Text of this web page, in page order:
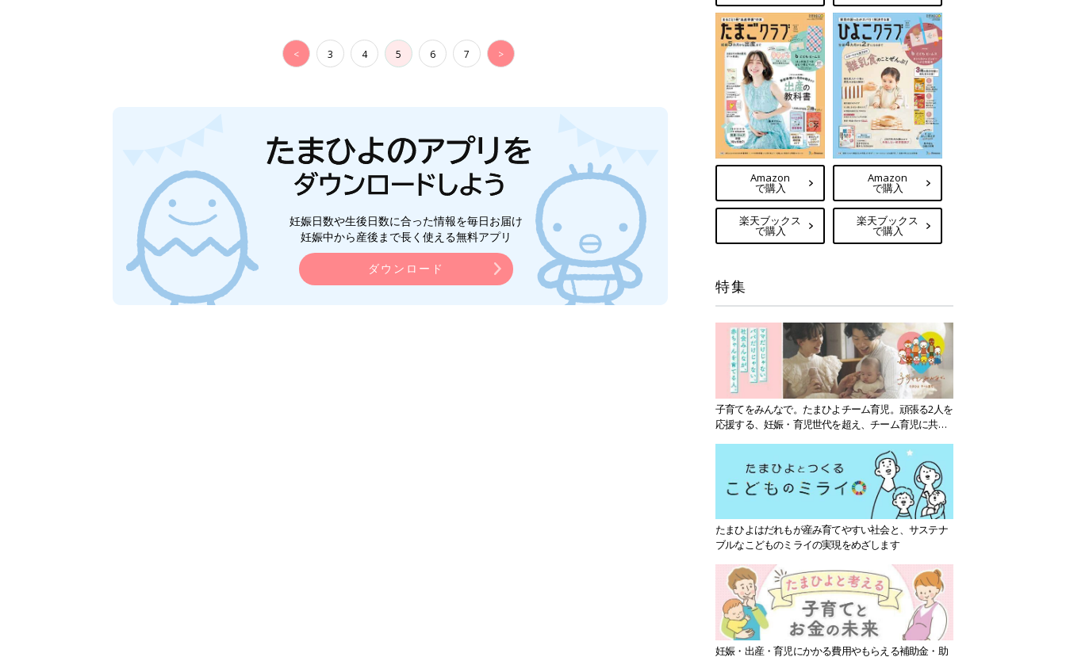
< 3 4 5 6 7 >
妊娠日数や生後日数に合った情報を毎日お届け
妊娠中から産後まで長く使える無料アプリ
ダウンロード
Amazon
で購入
楽天ブックス
で購入
Amazon
で購入
楽天ブックス
で購入
特集
子育てをみんなで。たまひよチーム育児。頑張る2人を
応援する、妊娠・育児世代を超え、チーム育児に共感
たまひよはだれもが産み育てやすい社会と、サステナ
ブルなこどものミライの実現をめざします
妊娠・出産・育児にかかる費用やもらえる補助金・助